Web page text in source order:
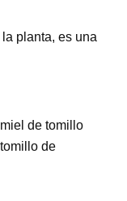
planta, es una
de tomillo
de